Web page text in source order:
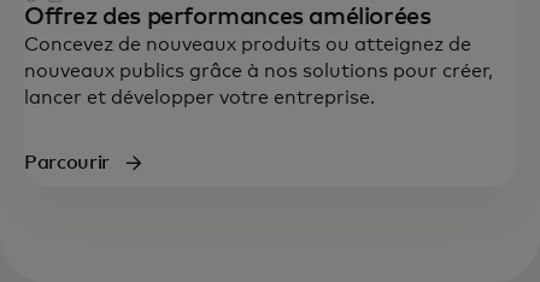
Offrez des performances améliorées
Concevez de nouveaux produits ou atteignez de
nouveaux publics grâce à nos solutions pour créer,
lancer et développer votre entreprise.
Parcourir